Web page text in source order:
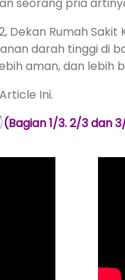
Dekan Rumah
darah tinggi di
aman, dan lebih
Ini.
(Bagian 1/3. 2/3 dan